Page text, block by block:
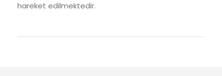
hareket edilmektedir.